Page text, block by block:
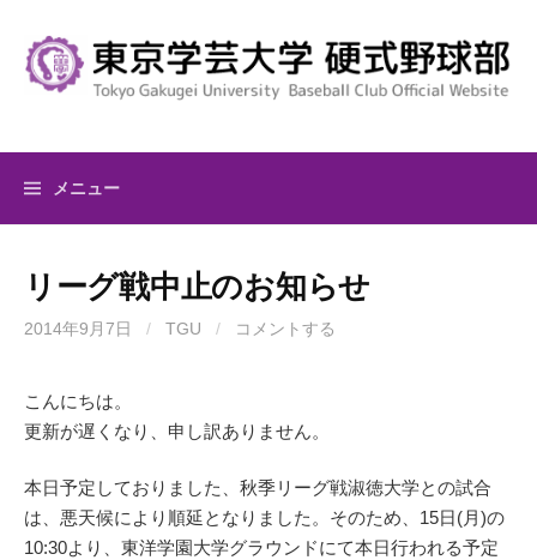
キ
メニュー
リーグ戦中止のお知らせ
2014年9月7日 / TGU / コメントする
こんにちは。
更新が遅くなり、申し訳ありません。
本日予定しておりました、秋季リーグ戦淑徳大学との試合
は、悪天候により順延となりました。そのため、15日(月)の
10:30より、東洋学園大学グラウンドにて本日行われる予定